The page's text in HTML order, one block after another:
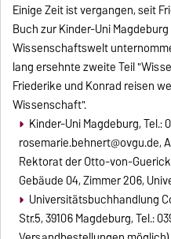
Einige Zeit ist vergangen, seit
Buch zur Kinder-Uni
Wissenschaftswelt
lang ersehnte zweite Teil
Friederike und Konrad reisen
Wissenschaft".
Kinder-Uni Magdeburg, Tel.:
rosemarie.behnert@ovgu.de,
Rektorat der Otto-von-
Gebäude 04, Zimmer 206,
Universitätsbuchhandlung
Str.5, 39106 Magdeburg, Tel.: